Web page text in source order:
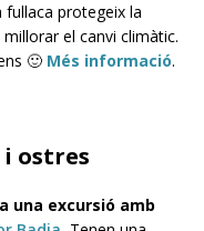
protegeix la
el canvi climàtic.
🙂 Més informació.
ostres
una excursió amb